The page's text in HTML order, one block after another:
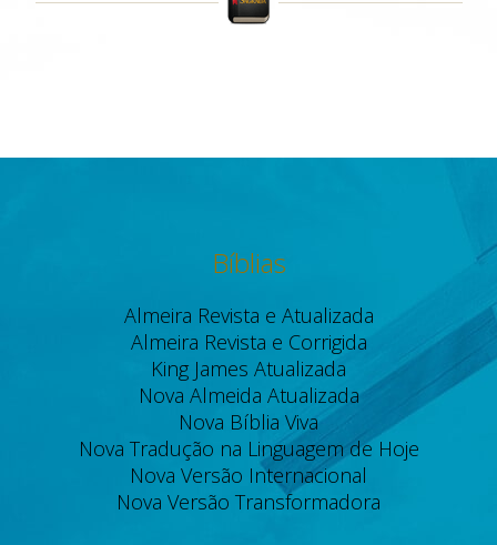
Bíblias
Almeira Revista e Atualizada
Almeira Revista e Corrigida
King James Atualizada
Nova Almeida Atualizada
Nova Bíblia Viva
Nova Tradução na Linguagem de Hoje
Nova Versão Internacional
Nova Versão Transformadora